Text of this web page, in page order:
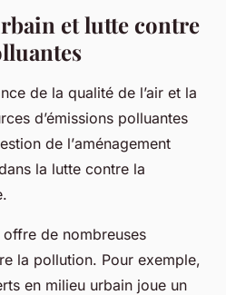
et lutte contre
de la qualité de l’air et la
d’émissions polluantes
de l’aménagement
la lutte contre la
offre de nombreuses
la pollution. Pour exemple,
en milieu urbain joue un